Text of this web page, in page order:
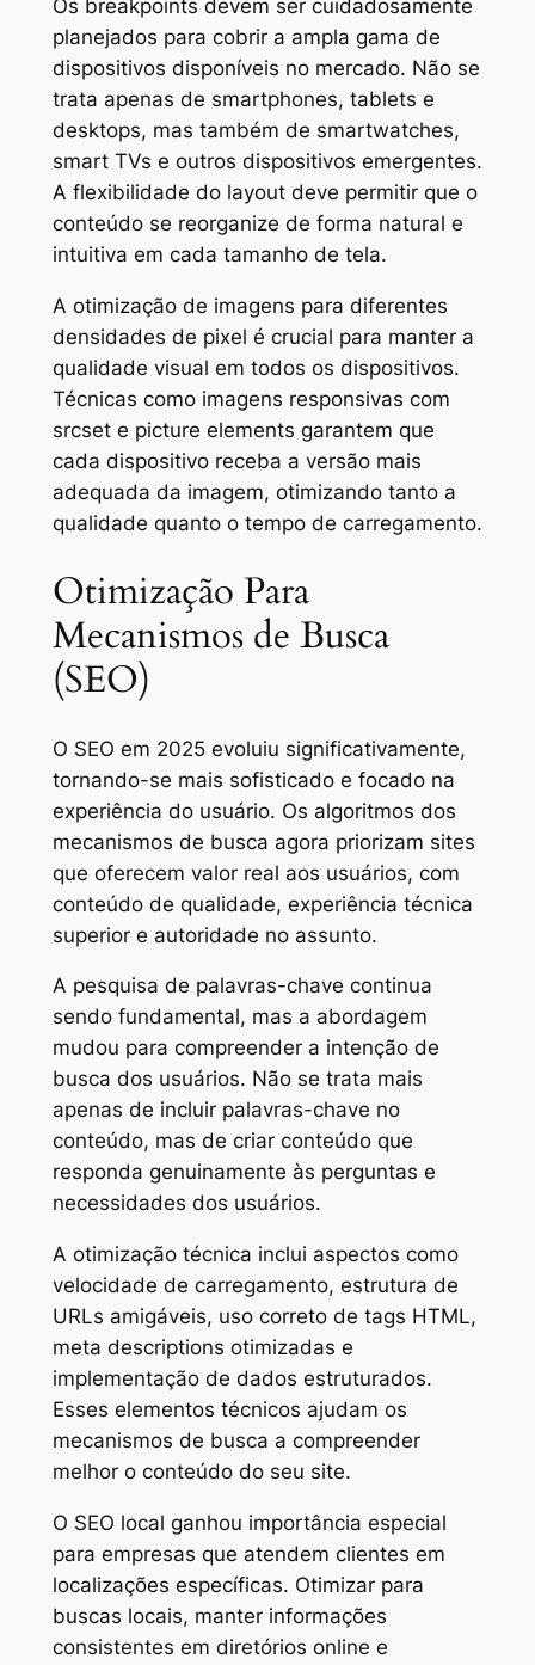
Os breakpoints devem ser cuidadosamente
planejados para cobrir a ampla gama de
dispositivos disponíveis no mercado. Não se
trata apenas de smartphones, tablets e
desktops, mas também de smartwatches,
smart TVs e outros dispositivos emergentes.
A flexibilidade do layout deve permitir que o
conteúdo se reorganize de forma natural e
intuitiva em cada tamanho de tela.
A otimização de imagens para diferentes
densidades de pixel é crucial para manter a
qualidade visual em todos os dispositivos.
Técnicas como imagens responsivas com
srcset e picture elements garantem que
cada dispositivo receba a versão mais
adequada da imagem, otimizando tanto a
qualidade quanto o tempo de carregamento.
Otimização Para
Mecanismos de Busca
(SEO)
O SEO em 2025 evoluiu significativamente,
tornando-se mais sofisticado e focado na
experiência do usuário. Os algoritmos dos
mecanismos de busca agora priorizam sites
que oferecem valor real aos usuários, com
conteúdo de qualidade, experiência técnica
superior e autoridade no assunto.
A pesquisa de palavras-chave continua
sendo fundamental, mas a abordagem
mudou para compreender a intenção de
busca dos usuários. Não se trata mais
apenas de incluir palavras-chave no
conteúdo, mas de criar conteúdo que
responda genuinamente às perguntas e
necessidades dos usuários.
A otimização técnica inclui aspectos como
velocidade de carregamento, estrutura de
URLs amigáveis, uso correto de tags HTML,
meta descriptions otimizadas e
implementação de dados estruturados.
Esses elementos técnicos ajudam os
mecanismos de busca a compreender
melhor o conteúdo do seu site.
O SEO local ganhou importância especial
para empresas que atendem clientes em
localizações específicas. Otimizar para
buscas locais, manter informações
consistentes em diretórios online e